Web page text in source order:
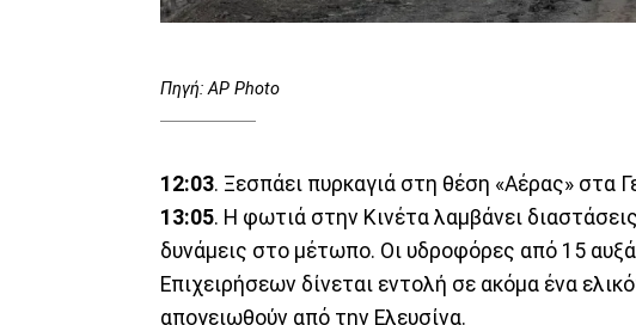
Πηγή: AP Photo
12:03. Ξεσπάει πυρκαγιά στη θέση «Αέρας» στα
13:05. Η φωτιά στην Κινέτα λαμβάνει
δυνάμεις στο μέτωπο. Οι υδροφόρες από 15
Επιχειρήσεων δίνεται εντολή σε ακόμα ένα
απογειωθούν από την Ελευσίνα.